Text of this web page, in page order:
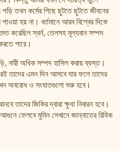
তখন কর্মের পিছে ছুটতে ছুটতে জীবনের
হয় না। বর্তমানে আরব বিশ্বের দিকে
করেছিল স্বর্ন, তেলসহ মূল্যবান সম্পদ
পারে।
নারী অধিক সম্পদ হাসিল করায় ব্যস্ত।
তাদের এমন দিন আসবে যার ফলে তাদের
অবরোধ ও সংঘাতগুলো শুরু হবে।
তাদের জিকির দ্বারা ক্ষুধা নিবারন হবে।
ফেলবে মুমিন সেখানে জান্নাতের রিযিক